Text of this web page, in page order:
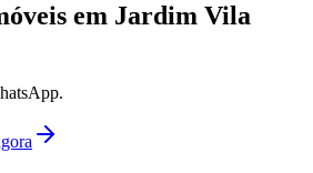
em Jardim Vila